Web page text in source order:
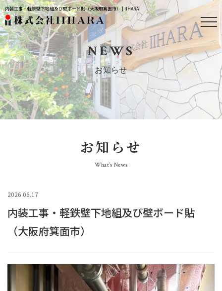
内装工事・軽鉄壁下地組及び壁ボード貼（大阪府箕面市） | IIHARA
NEWS
お知らせ
お知らせ
What’s News
2026.06.17
内装工事・軽鉄壁下地組及び壁ボード貼
（大阪府箕面市）